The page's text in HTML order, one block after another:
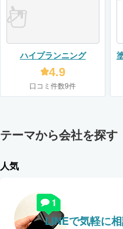
ハイプランニング
4.9
口コミ件数9件
テーマから会社を探す
人気
LINEで気軽に